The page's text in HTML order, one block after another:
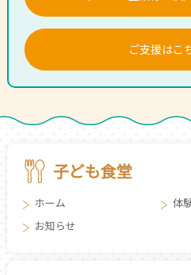
ご支援はこ
子ども食堂
ホーム
体
お知らせ